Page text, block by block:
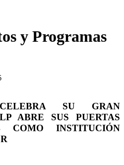
y Programas
SU GRAN
ABRE SUS PUERTAS
INSTITUCIÓN